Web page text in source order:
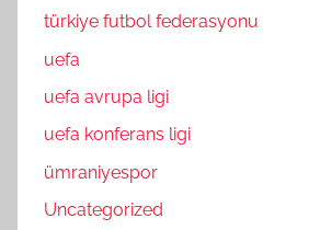
türkiye futbol federasyonu
uefa
uefa avrupa ligi
uefa konferans ligi
ümraniyespor
Uncategorized